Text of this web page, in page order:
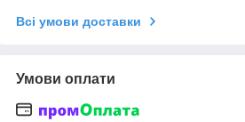
Всі умови доставки
Умови оплати